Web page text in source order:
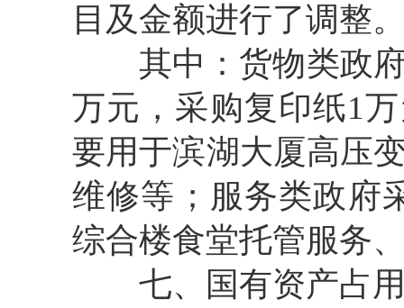
目及金额进行了调整
其中：货物类政府
万元，采购复印纸1
要用于滨湖大厦高压
维修等；服务类政府
综合楼食堂托管服务
七、国有资产占